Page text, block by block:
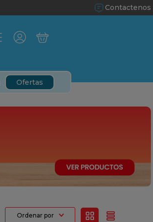
Contactenos
Ofertas
Ordenar por